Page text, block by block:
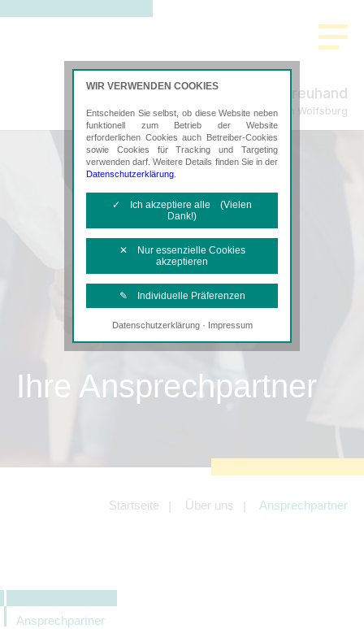
Aller Treuhand
Steuerberatung in Wolfsburg
Ihre Ansprechpartner
Startseite Über uns Ansprechpartner
Ansprechpartner
WIR VERWENDEN COOKIES
Entscheiden Sie selbst, ob diese Website neben
funktionell zum Betrieb der Website
erforderlichen Cookies auch Betreiber-Cookies
sowie Cookies für Tracking und Targeting
verwenden darf. Weitere Details finden Sie in der
Datenschutzerklärung
✓ Ich akzeptiere alle (Vielen
Dank!)
✕ Nur essenzielle Cookies
akzeptieren
✎ Individuelle Präferenzen
Notwendige Cookies
Diese Cookies sind erforderlich, um die
Tracking- und Targeting-Cookies
Angebotes einschließlich der
Angeboten von z.B. Facebook und
LinkedIn.
Datenschutzerklärung· Impressum